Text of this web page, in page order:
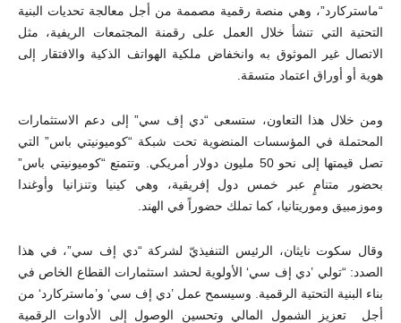
“ماستركارد”، وهي منصة رقمية مصممة من أجل معالجة تحديات البنية
التحتية التي تنشأ خلال العمل على رقمنة المجتمعات الريفية، مثل
الاتصال غير الموثوق به وانخفاض ملكية الهواتف الذكية والافتقار إلى
هوية أو أوراق اعتماد متسقة.
ومن خلال هذا التعاون، ستسعى “دي إف سي” إلى دعم الاستثمارات
المحتملة في المؤسسات المنضوية تحت شبكة “كوميونيتي باس” التي
تصل قيمتها إلى نحو 50 مليون دولار أمريكي. وتتمتع “كوميونيتي باس”
بحضور متنامٍ عبر خمس دول إفريقية، وهي كينيا وتنزانيا وأوغندا
وموزمبيق وموريتانيا، كما تملك حضوراً في الهند.
وقال سكوت نايثان، الرئيس التنفيذيّ لشركة “دي إف سي”، في هذا
الصدد: “تولي ’دي إف سي‘ الأولوية لحشد استثمارات القطاع الخاص في
بناء البنية التحتية الرقمية. وسيسمح عمل ’دي إف سي‘ و’ماستركارد‘ من
أجل تعزيز الشمول المالي وتحسين الوصول إلى الأدوات الرقمية